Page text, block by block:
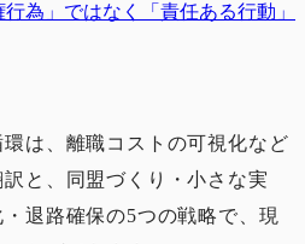
為」ではなく「責任ある行動」
は、離職コストの可視化など
訳と、同盟づくり・小さな実
退路確保の5つの戦略で、現